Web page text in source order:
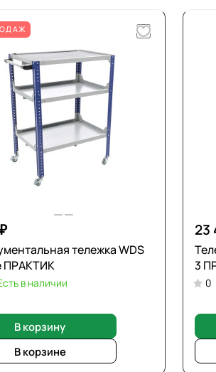
тележка WDS
ПРАКТИК
в наличии
В корзину
В корзине
23
3
0